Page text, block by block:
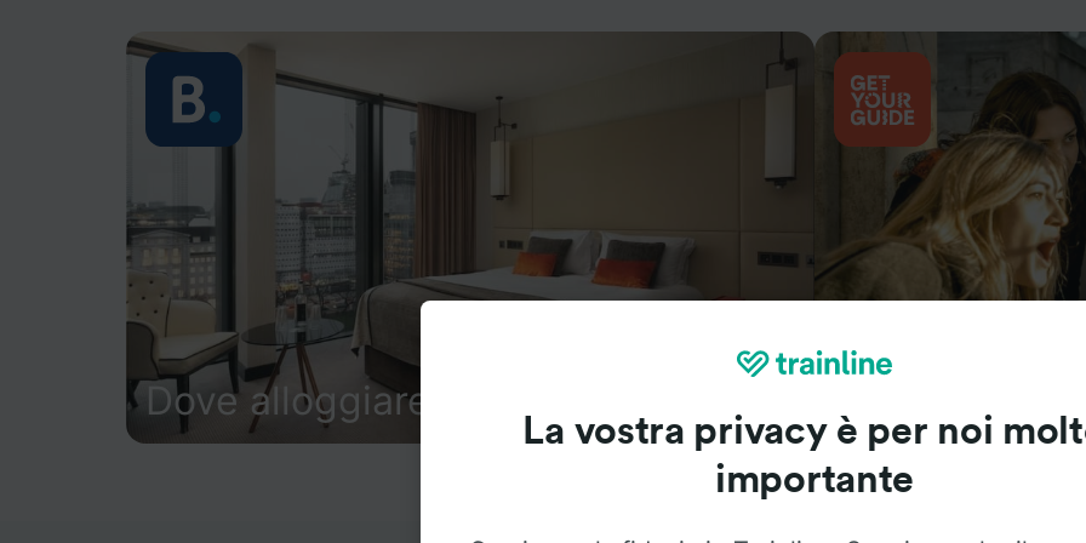
Dove alloggiare
La vostra privacy è per noi
importante